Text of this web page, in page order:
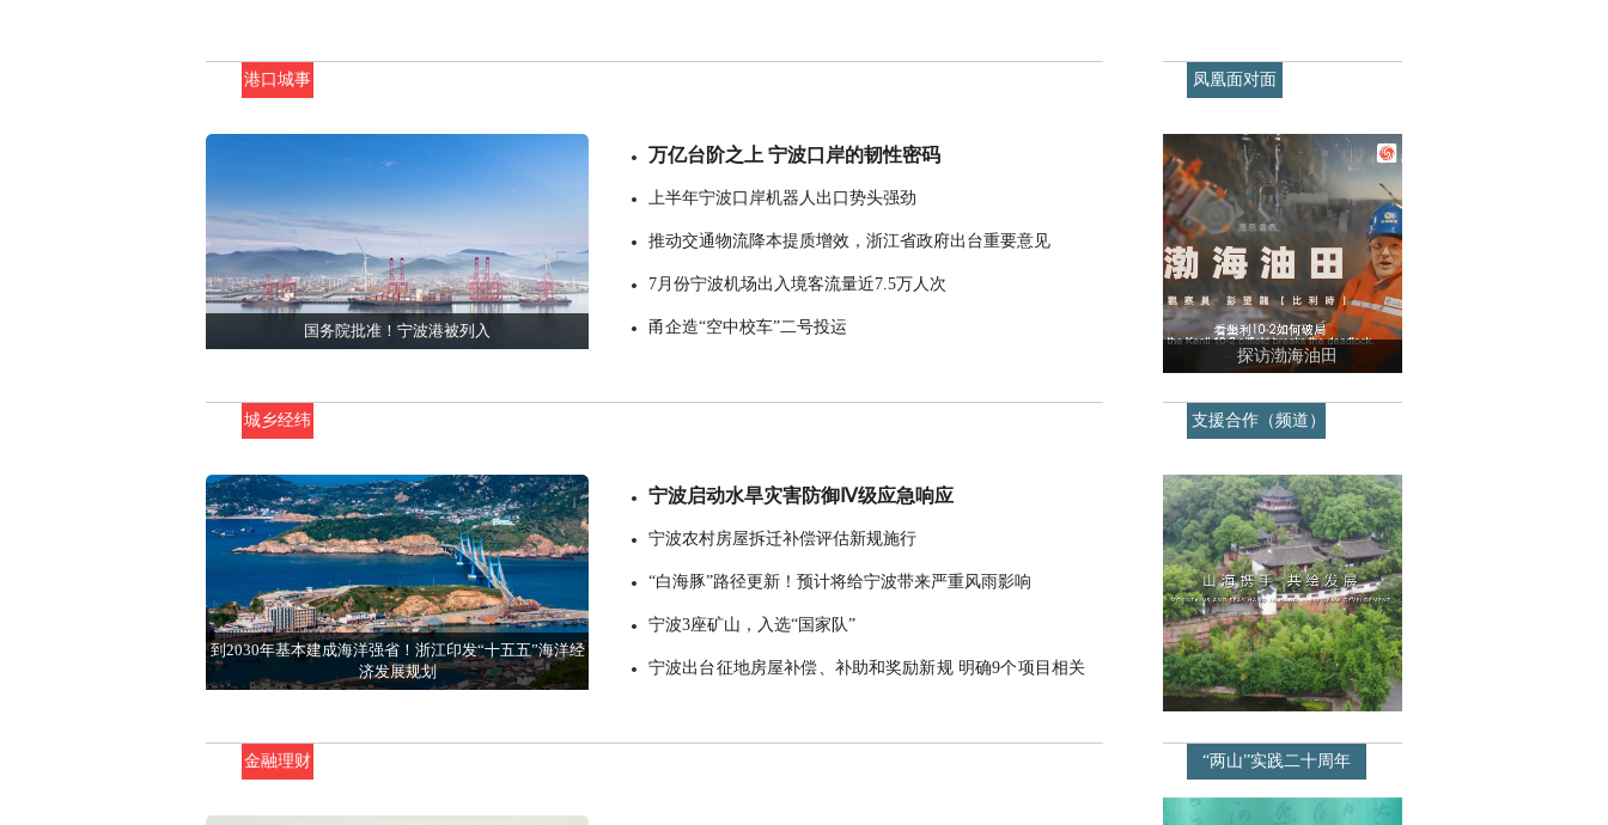
国务院批准！宁波港被列入
万亿台阶之上 宁波口岸的韧性密码
上半年宁波口岸机器人出口势头强劲
推动交通物流降本提质增效，浙江省政府出台重要意见
7月份宁波机场出入境客流量近7.5万人次
甬企造“空中校车”二号投运
港口城事 凤凰面对面
探访渤海油田
到2030年基本建成海洋强省！浙江印发“十五五”海洋经
济发展规划
宁波启动水旱灾害防御Ⅳ级应急响应
宁波农村房屋拆迁补偿评估新规施行
“白海豚”路径更新！预计将给宁波带来严重风雨影响
宁波3座矿山，入选“国家队”
宁波出台征地房屋补偿、补助和奖励新规 明确9个项目相关
城乡经纬 支援合作（频道）
金融理财 “两山”实践二十周年